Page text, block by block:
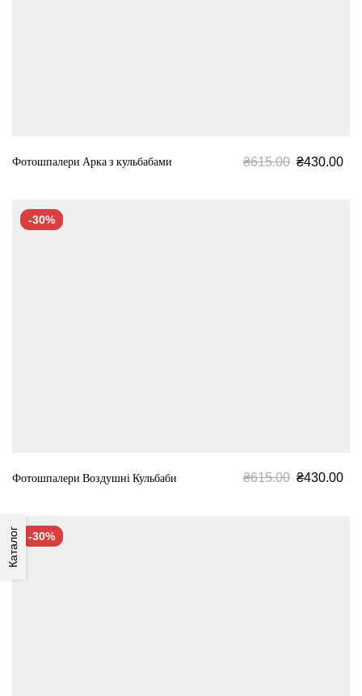
Каталог
Фотошпалери Арка з кульбабами ₴615.00 ₴430.00
-30%
Фотошпалери Воздушні Кульбаби ₴615.00 ₴430.00
-30%